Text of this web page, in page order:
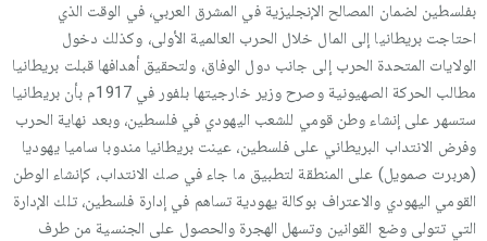
بفلسطين لضمان المصالح الإنجليزية في المشرق العربي، في الوقت الذي
احتاجت بريطانيا إلى المال خلال الحرب العالمية الأولى، وكذلك دخول
الولايات المتحدة الحرب إلى جانب دول الوفاق، ولتحقيق أهدافها قبلت بريطانيا
مطالب الحركة الصهيونية وصرح وزير خارجيتها بلفور في 1917م بأن بريطانيا
ستسهر على إنشاء وطن قومي للشعب اليهودي في فلسطين، وبعد نهاية الحرب
وفرض الانتداب البريطاني على فلسطين، عينت بريطانيا مندوبا ساميا يهوديا
(هربرت صمويل) على المنطقة لتطبيق ما جاء في صك الانتداب، كإنشاء الوطن
القومي اليهودي والاعتراف بوكالة يهودية تساهم في إدارة فلسطين، تلك الإدارة
التي تتولى وضع القوانين وتسهل الهجرة والحصول على الجنسية من طرف